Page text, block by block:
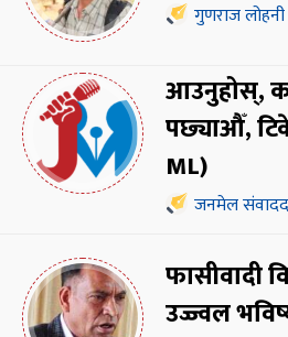
गुणराज लोहनी
आउनुहोस्,
पछ्याऔँ,
ML)
जनमेल
फासीवादी
उज्ज्वल